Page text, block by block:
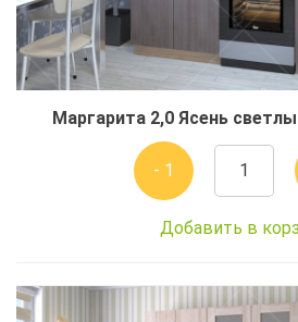
Маргарита 2,0 Ясень
- 1
Добавить в